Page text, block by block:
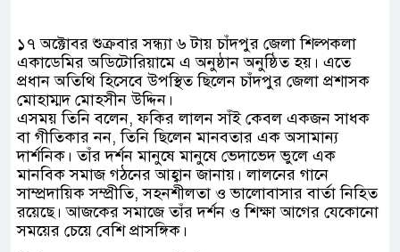
১৭ অক্টোবর শুক্রবার সন্ধ্যা ৬ টায় চাঁদপুর জেলা শিল্পকলা
একাডেমির অডিটোরিয়ামে এ অনুষ্ঠান অনুষ্ঠিত হয়। এতে
প্রধান অতিথি হিসেবে উপস্থিত ছিলেন চাঁদপুর জেলা প্রশাসক
মোহাম্মদ মোহসীন উদ্দিন।
এসময় তিনি বলেন, ফকির লালন সাঁই কেবল একজন সাধক
বা গীতিকার নন, তিনি ছিলেন মানবতার এক অসামান্য
দার্শনিক। তাঁর দর্শন মানুষে মানুষে ভেদাভেদ ভুলে এক
মানবিক সমাজ গঠনের আহ্বান জানায়। লালনের গানে
সাম্প্রদায়িক সম্প্রীতি, সহনশীলতা ও ভালোবাসার বার্তা নিহিত
রয়েছে। আজকের সমাজে তাঁর দর্শন ও শিক্ষা আগের যেকোনো
সময়ের চেয়ে বেশি প্রাসঙ্গিক।